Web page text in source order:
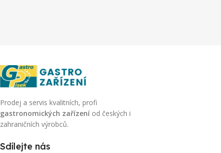
Prodej a servis kvalitních, profi
gastronomických zařízení od českých i
zahraničních výrobců.
Sdílejte nás